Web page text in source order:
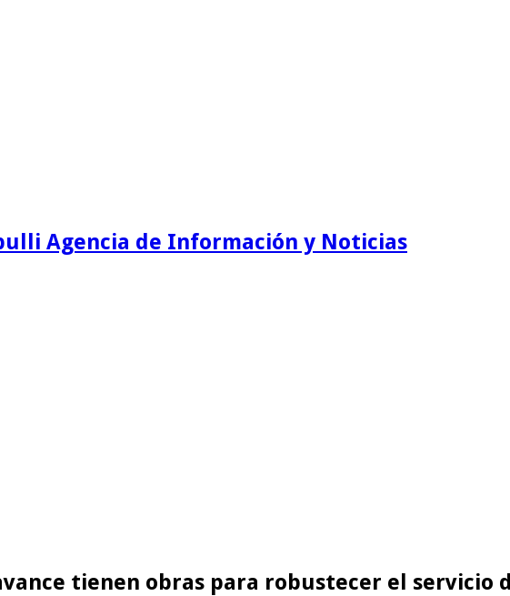
Agencia de Información y Noticias
tienen obras para robustecer el servicio